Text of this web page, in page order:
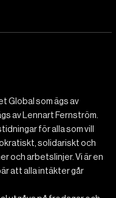
Global som ägs av
av Lennart Fernström.
för alla som vill
solidariskt och
och arbetslinjer. Vi är en
att alla intäkter går